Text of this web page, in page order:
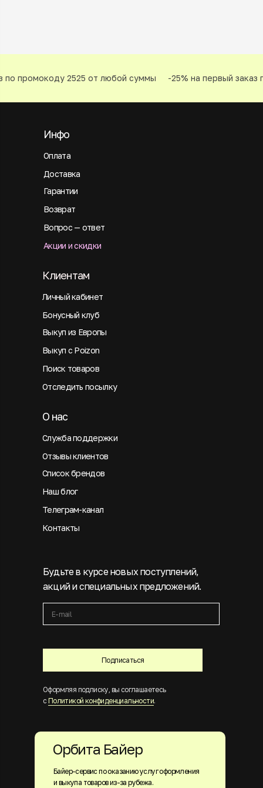
промокоду 2525 от любой суммы -25% на первый заказ
Оплата
Инфо
Подписаться
Будьте в курсе новых поступлений,
акций и специальных предложений.
Оформляя подписку, вы соглашаетесь
с Политикой конфиденциальности.
Доставка
Гарантии
Возврат
Вопрос — ответ
Акции и скидки
Личный кабинет
Клиентам
Бонусный клуб
Выкуп из Европы
Выкуп с Poizon
Поиск товаров
Отследить посылку
Служба поддержки
О нас
Отзывы клиентов
Список брендов
Наш блог
Телеграм-канал
Контакты
Байер-сервис по оказанию услуг оформления
и выкупа товаров из-за рубежа.
Орбита Байер